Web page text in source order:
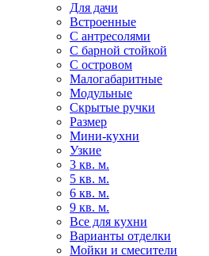
Для дачи
Встроенные
С антресолями
С барной стойкой
С островом
Малогабаритные
Модульные
Скрытые ручки
Размер
Мини-кухни
Узкие
3 кв. м.
5 кв. м.
6 кв. м.
9 кв. м.
Все для кухни
Варианты отделки
Мойки и смесители